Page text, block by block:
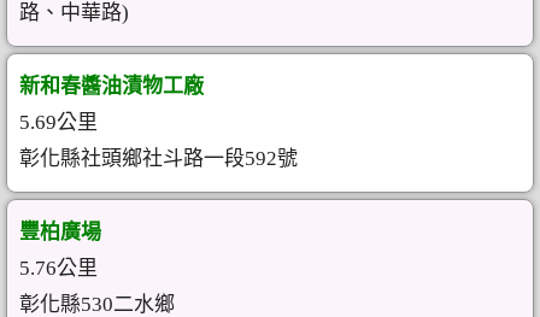
路、中華路)
新和春醬油漬物工廠
5.69公里
彰化縣社頭鄉社斗路一段592號
豐柏廣場
5.76公里
彰化縣530二水鄉